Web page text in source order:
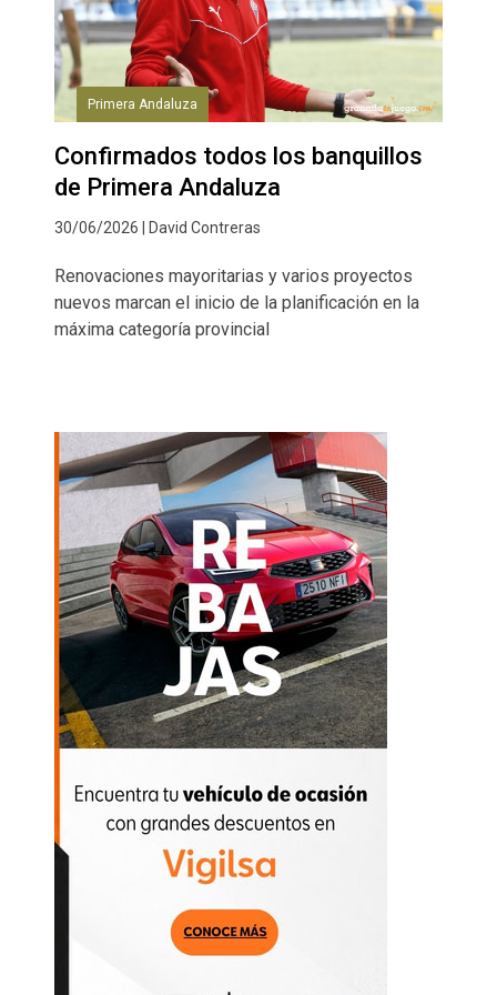
Primera Andaluza
Confirmados todos los banquillos
de Primera Andaluza
30/06/2026 | David Contreras
Renovaciones mayoritarias y varios proyectos
nuevos marcan el inicio de la planificación en la
máxima categoría provincial